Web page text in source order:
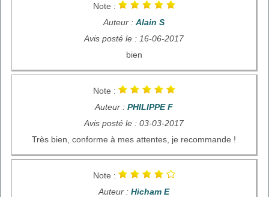
Note :
Auteur : Alain S
Avis posté le : 16-06-2017
bien
Note :
Auteur : PHILIPPE F
Avis posté le : 03-03-2017
Très bien, conforme à mes attentes, je recommande !
Note :
Auteur : Hicham E